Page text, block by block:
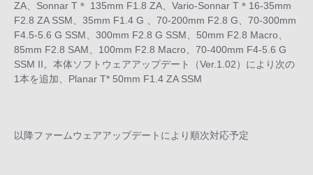
ZA、Sonnar T＊ 135mm F1.8 ZA、Vario-Sonnar T＊16-35mm
F2.8 ZA SSM、35mm F1.4 G 、70-200mm F2.8 G、70-300mm
F4.5-5.6 G SSM、300mm F2.8 G SSM、50mm F2.8 Macro、
85mm F2.8 SAM、100mm F2.8 Macro、70-400mm F4-5.6 G
SSM II。本体ソフトウェアアップデート（Ver.1.02）により次の
1本を追加、Planar T* 50mm F1.4 ZA SSM
以降ファームウェアアップデートにより順次対応予定